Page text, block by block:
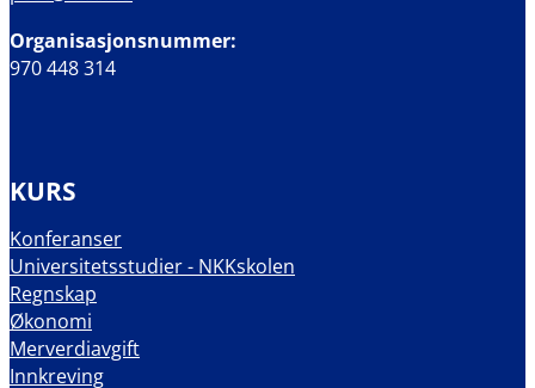
Organisasjonsnummer:
970 448 314
KURS
Konferanser
Universitetsstudier - NKKskolen
Regnskap
Økonomi
Merverdiavgift
Innkreving